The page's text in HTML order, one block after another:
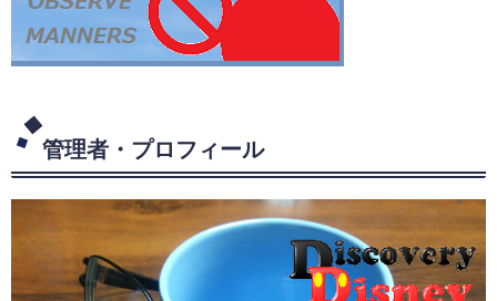
管理者・プロフィール